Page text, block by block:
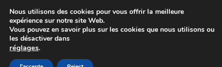
Colissimo livraison à partir de 7 EUR
Du lundi au vendredi de 9 h à 16 h
Aller
Aller
Nous utilisons des cookies pour vous offrir la meilleure
expérience sur notre site Web.
Vous pouvez en savoir plus sur les cookies que nous utilisons ou
les désactiver dans
réglages.